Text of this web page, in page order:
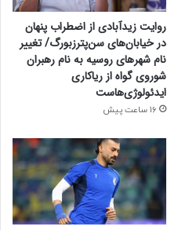
روایت زیدآبادی از اضطراب پنهان
در خیابان‌های سن‌پترزبورگ/ تغییر
نام شهرهای روسیه به نام رهبران
شوروی گواه از ریاکاری
ایدئولوژی‌هاست
16 ساعت پیش